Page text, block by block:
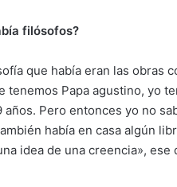
filósofos?
que había eran las obras
tenemos Papa agustino, yo
años. Pero entonces yo no
había en casa algún
idea de una creencia»,